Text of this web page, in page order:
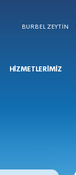
BURBEL ZEYTİN
HİZMETLERİMİZ